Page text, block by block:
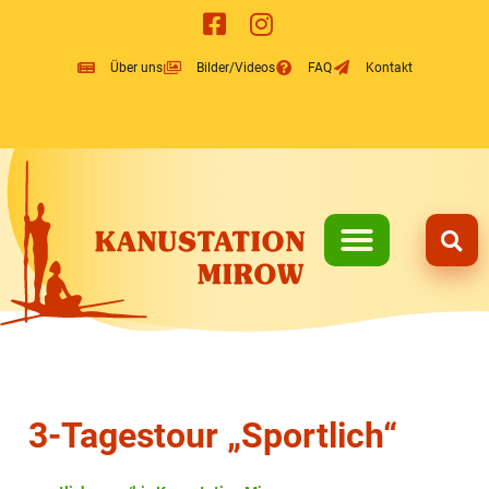
Über uns Bilder/Videos FAQ Kontakt
3-Tagestour „Sportlich“